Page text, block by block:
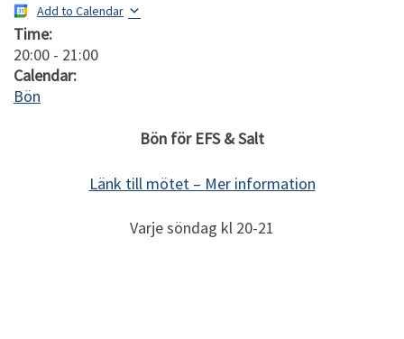
Add to Calendar
Time:
20:00 - 21:00
Calendar:
Bön
Bön för EFS & Salt
Länk till mötet – Mer information
Varje söndag kl 20-21